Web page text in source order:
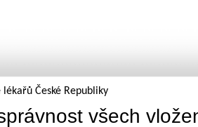
České Republiky
všech